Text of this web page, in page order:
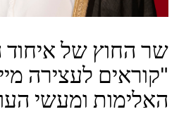
שר החוץ של איחוד
"קוראים לעצירה
האלימות ומעשי